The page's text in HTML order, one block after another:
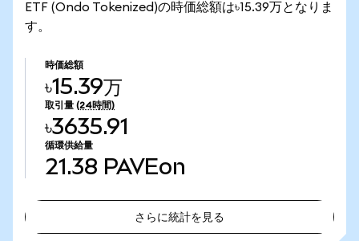
ETF (Ondo Tokenized)の時価総額は৳15.39万となりま
す。
時価総額
৳15.39万
取引量 (24時間)
৳3635.91
循環供給量
21.38 PAVEon
さらに統計を見る